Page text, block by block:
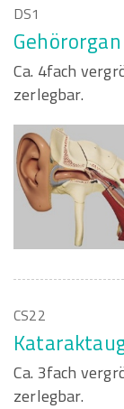
DS1
Ca. 4fach
zerlegbar.
CS22
Ca. 3fach
zerlegbar.